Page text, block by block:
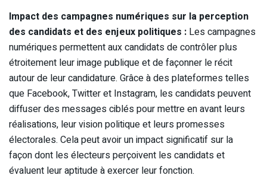
Impact des campagnes numériques sur la perception
des candidats et des enjeux politiques : Les campagnes
numériques permettent aux candidats de contrôler plus
étroitement leur image publique et de façonner le récit
autour de leur candidature. Grâce à des plateformes telles
que Facebook, Twitter et Instagram, les candidats peuvent
diffuser des messages ciblés pour mettre en avant leurs
réalisations, leur vision politique et leurs promesses
électorales. Cela peut avoir un impact significatif sur la
façon dont les électeurs perçoivent les candidats et
évaluent leur aptitude à exercer leur fonction.